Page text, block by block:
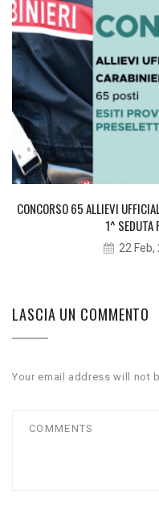
CONCORSO 65 ALLIEVI
1^ SEDUTA
22 Feb,
LASCIA UN COMMENTO
Your email address will not